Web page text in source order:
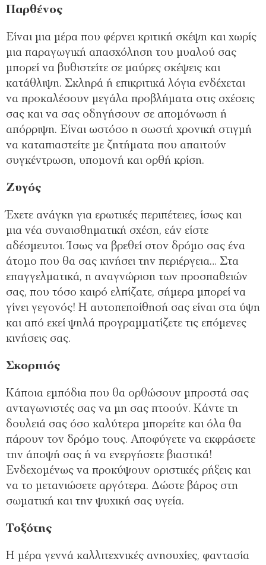
Παρθένος
Είναι μια μέρα που φέρνει κριτική σκέψη και χωρίς
μια παραγωγική απασχόληση του μυαλού σας
μπορεί να βυθιστείτε σε μαύρες σκέψεις και
κατάθλιψη. Σκληρά ή επικριτικά λόγια ενδέχεται
να προκαλέσουν μεγάλα προβλήματα στις σχέσεις
σας και να σας οδηγήσουν σε απομόνωση ή
απόρριψη. Είναι ωστόσο η σωστή χρονική στιγμή
να καταπιαστείτε με ζητήματα που απαιτούν
συγκέντρωση, υπομονή και ορθή κρίση.
Ζυγός
Έχετε ανάγκη για ερωτικές περιπέτειες, ίσως και
μια νέα συναισθηματική σχέση, εάν είστε
αδέσμευτοι. Ίσως να βρεθεί στον δρόμο σας ένα
άτομο που θα σας κινήσει την περιέργεια… Στα
επαγγελματικά, η αναγνώριση των προσπαθειών
σας, που τόσο καιρό ελπίζατε, σήμερα μπορεί να
γίνει γεγονός! Η αυτοπεποίθησή σας είναι στα ύψη
και από εκεί ψηλά προγραμματίζετε τις επόμενες
κινήσεις σας.
Σκορπιός
Κάποια εμπόδια που θα ορθώσουν μπροστά σας
ανταγωνιστές σας να μη σας πτοούν. Κάντε τη
δουλειά σας όσο καλύτερα μπορείτε και όλα θα
πάρουν τον δρόμο τους. Αποφύγετε να εκφράσετε
την άποψή σας ή να ενεργήσετε βιαστικά!
Ενδεχομένως να προκύψουν οριστικές ρήξεις και
να το μετανιώσετε αργότερα. Δώστε βάρος στη
σωματική και την ψυχική σας υγεία.
Τοξότης
Η μέρα γεννά καλλιτεχνικές ανησυχίες, φαντασία